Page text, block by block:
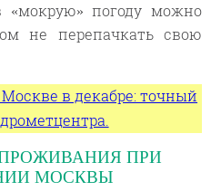
погоду можно
не перепачкать свою
в декабре: точный
ПРИ
МОСКВЫ